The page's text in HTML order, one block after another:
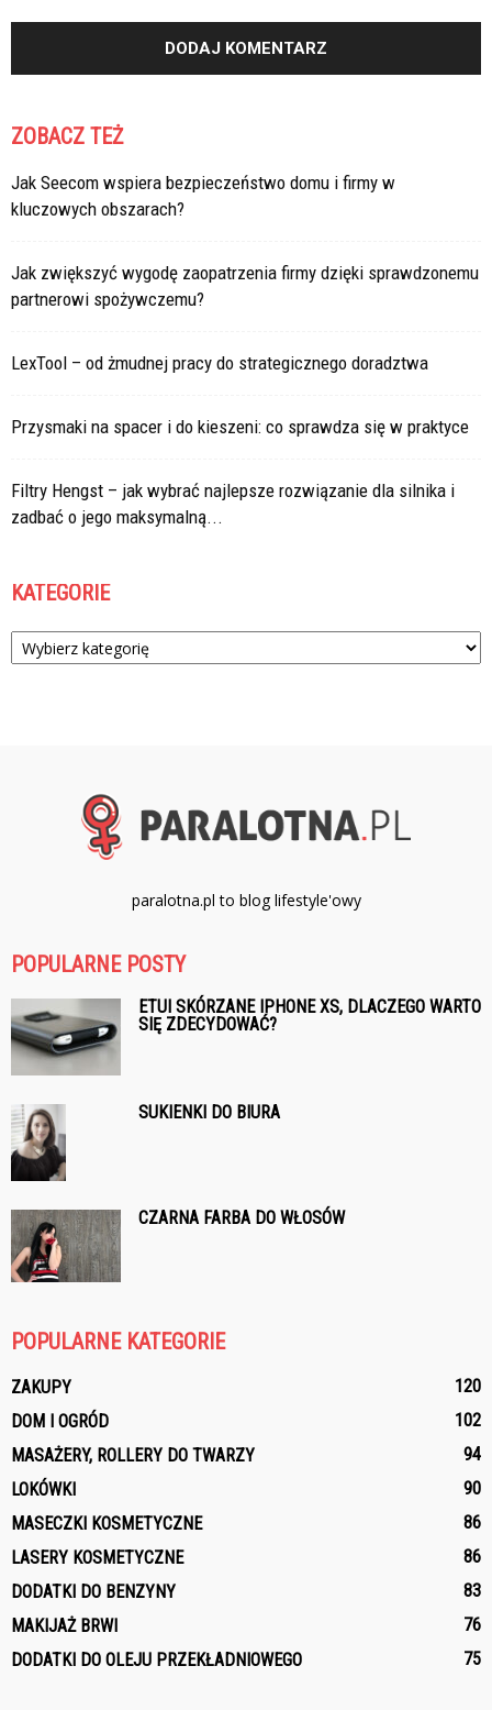
ZOBACZ TEŻ
Jak Seecom wspiera bezpieczeństwo domu i firmy w
kluczowych obszarach?
Jak zwiększyć wygodę zaopatrzenia firmy dzięki sprawdzonemu
partnerowi spożywczemu?
LexTool – od żmudnej pracy do strategicznego doradztwa
Przysmaki na spacer i do kieszeni: co sprawdza się w praktyce
Filtry Hengst – jak wybrać najlepsze rozwiązanie dla silnika i
zadbać o jego maksymalną...
KATEGORIE
Kategorie
paralotna.pl to blog lifestyle'owy
POPULARNE POSTY
ETUI SKÓRZANE IPHONE XS, DLACZEGO WARTO
SIĘ ZDECYDOWAĆ?
SUKIENKI DO BIURA
CZARNA FARBA DO WŁOSÓW
POPULARNE KATEGORIE
ZAKUPY
120
DOM I OGRÓD
102
MASAŻERY, ROLLERY DO TWARZY
94
LOKÓWKI
90
MASECZKI KOSMETYCZNE
86
LASERY KOSMETYCZNE
86
DODATKI DO BENZYNY
83
MAKIJAŻ BRWI
76
DODATKI DO OLEJU PRZEKŁADNIOWEGO
75